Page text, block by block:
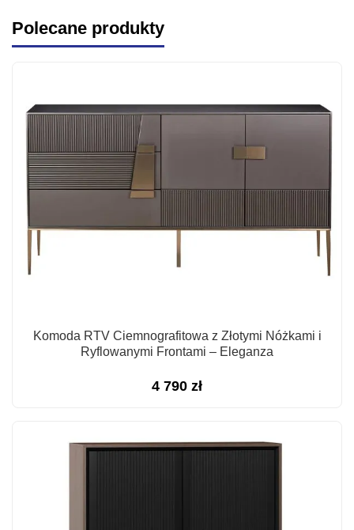
Polecane produkty
Komoda RTV Ciemnografitowa z Złotymi Nóżkami i
Ryflowanymi Frontami – Eleganza
4 790 zł